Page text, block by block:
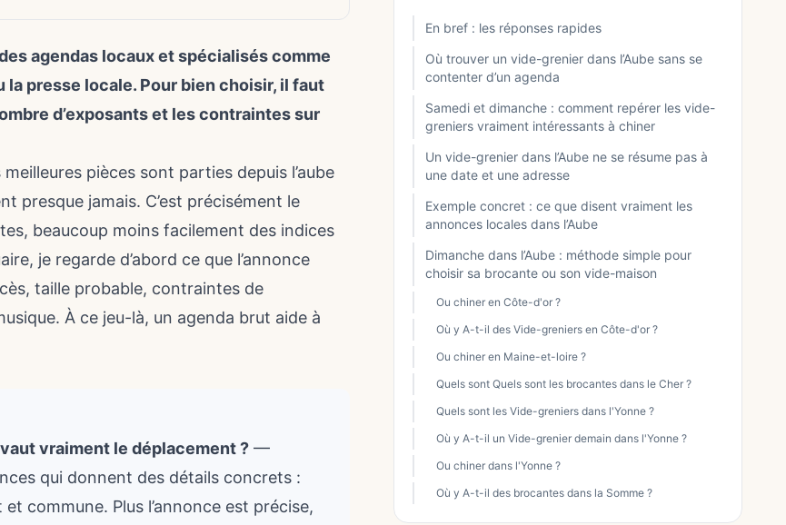
agendas locaux et spécialisés comme
la presse locale. Pour bien choisir, il faut
d’exposants et les contraintes sur
pièces sont parties depuis l’aube
presque jamais. C’est précisément le
beaucoup moins facilement des indices
je regarde d’abord ce que l’annonce
taille probable, contraintes de
À ce jeu-là, un agenda brut aide à
vraiment le déplacement ? —
qui donnent des détails concrets :
commune. Plus l’annonce est précise,
En bref : les réponses rapides
Où trouver un vide-grenier dans l’Aube sans se
contenter d’un agenda
Samedi et dimanche : comment repérer les vide-
greniers vraiment intéressants à chiner
Un vide-grenier dans l’Aube ne se résume pas à
une date et une adresse
Exemple concret : ce que disent vraiment les
annonces locales dans l’Aube
Dimanche dans l’Aube : méthode simple pour
choisir sa brocante ou son vide-maison
Ou chiner en Côte-d'or ?
Où y A-t-il des Vide-greniers en Côte-d'or ?
Ou chiner en Maine-et-loire ?
Quels sont Quels sont les brocantes dans le Cher ?
Quels sont les Vide-greniers dans l'Yonne ?
Où y A-t-il un Vide-grenier demain dans l'Yonne ?
Ou chiner dans l'Yonne ?
Où y A-t-il des brocantes dans la Somme ?